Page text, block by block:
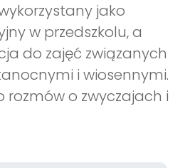
jako
w przedszkolu, a
do zajęć związanych
i wiosennymi.
rozmów o zwyczajach i